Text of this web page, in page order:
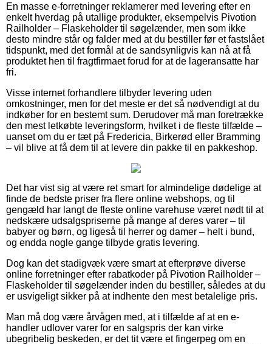
En masse e-forretninger reklamerer med levering efter en
enkelt hverdag på utallige produkter, eksempelvis Pivotion
Railholder – Flaskeholder til søgelænder, men som ikke
desto mindre står og falder med at du bestiller før et fastslået
tidspunkt, med det formål at de sandsynligvis kan nå at få
produktet hen til fragtfirmaet forud for at de lageransatte har
fri.
Visse internet forhandlere tilbyder levering uden
omkostninger, men for det meste er det så nødvendigt at du
indkøber for en bestemt sum. Derudover må man foretrække
den mest letkøbte leveringsform, hvilket i de fleste tilfælde –
uanset om du er tæt på Fredericia, Birkerød eller Bramming
– vil blive at få dem til at levere din pakke til en pakkeshop.
Det har vist sig at være ret smart for almindelige dødelige at
finde de bedste priser fra flere online webshops, og til
gengæld har langt de fleste online varehuse været nødt til at
nedskære udsalgspriserne på mange af deres varer – til
babyer og børn, og ligeså til herrer og damer – helt i bund,
og endda nogle gange tilbyde gratis levering.
Dog kan det stadigvæk være smart at efterprøve diverse
online forretninger efter rabatkoder på Pivotion Railholder –
Flaskeholder til søgelænder inden du bestiller, således at du
er usvigeligt sikker på at indhente den mest betalelige pris.
Man må dog være årvågen med, at i tilfælde af at en e-
handler udlover varer for en salgspris der kan virke
ubegribelig beskeden, er det tit være et fingerpeg om en